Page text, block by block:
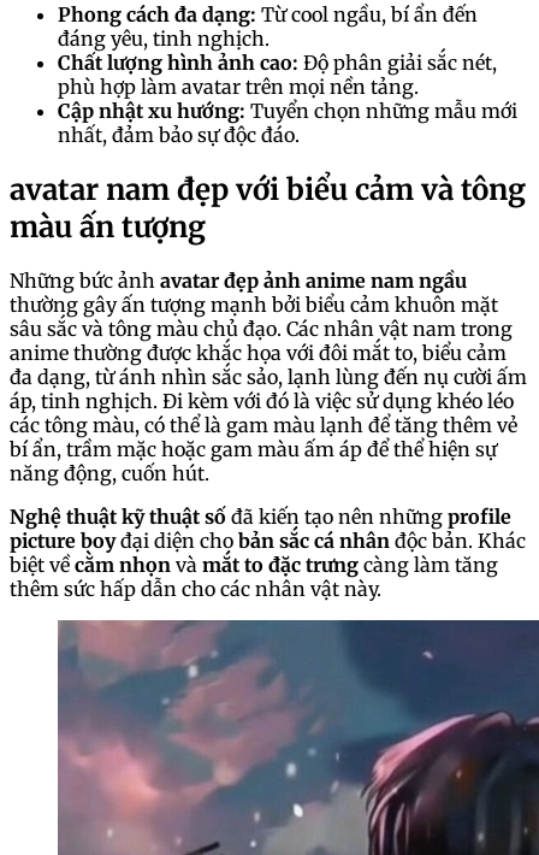
Phong cách đa dạng: Từ cool ngầu, bí ẩn đến
đáng yêu, tinh nghịch.
Chất lượng hình ảnh cao: Độ phân giải sắc nét,
phù hợp làm avatar trên mọi nền tảng.
Cập nhật xu hướng: Tuyển chọn những mẫu mới
nhất, đảm bảo sự độc đáo.
avatar nam đẹp với biểu cảm và tông
màu ấn tượng
Những bức ảnh avatar đẹp ảnh anime nam ngầu
thường gây ấn tượng mạnh bởi biểu cảm khuôn mặt
sâu sắc và tông màu chủ đạo. Các nhân vật nam trong
anime thường được khắc họa với đôi mắt to, biểu cảm
đa dạng, từ ánh nhìn sắc sảo, lạnh lùng đến nụ cười ấm
áp, tinh nghịch. Đi kèm với đó là việc sử dụng khéo léo
các tông màu, có thể là gam màu lạnh để tăng thêm vẻ
bí ẩn, trầm mặc hoặc gam màu ấm áp để thể hiện sự
năng động, cuốn hút.
Nghệ thuật kỹ thuật số đã kiến tạo nên những profile
picture boyđại diện cho bản sắc cá nhân độc bản. Khác
biệt vềcằm nhọn và mắt to đặc trưng càng làm tăng
thêm sức hấp dẫn cho các nhân vật này.